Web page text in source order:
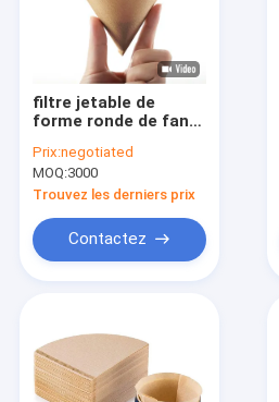
Maison
filtre jetable de
forme ronde de fan
café de 110x156
millimètre V
Prix:negotiated
MOQ:3000
Trouvez les derniers prix
Contactez